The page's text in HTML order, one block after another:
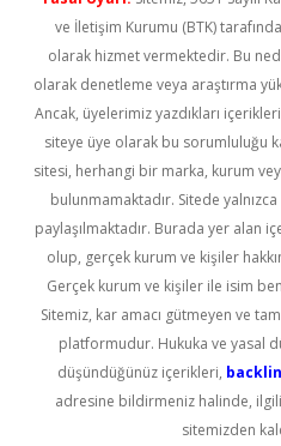
ve İletişim Kurumu (BTK)
olarak hizmet vermektedir. Bu
olarak denetleme veya araştırma
Ancak, üyelerimiz yazdıkları
siteye üye olarak bu sorumluluğu
sitesi, herhangi bir marka, kurum
bulunmamaktadır. Sitede
paylaşılmaktadır. Burada yer alan
olup, gerçek kurum ve kişiler
Gerçek kurum ve kişiler ile isim
Sitemiz, kar amacı gütmeyen ve
platformudur. Hukuka ve yasal
düşündüğünüz içerikleri,
adresine bildirmeniz halinde,
sitemizden